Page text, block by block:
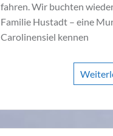
fahren. Wir buchten
Familie Hustadt – eine
Carolinensiel kennen